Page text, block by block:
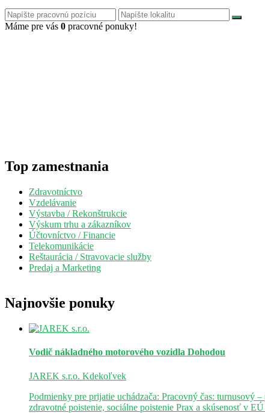
Máme pre vás 0 pracovné ponuky!
Top zamestnania
Zdravotníctvo
Vzdelávanie
Výstavba / Rekonštrukcie
Výskum trhu a zákazníkov
Účtovníctvo / Financie
Telekomunikácie
Reštaurácia / Stravovacie služby
Predaj a Marketing
Najnovšie ponuky
Vodič nákladného motorového vozidla Dohodou
JAREK s.r.o. Kdekoľvek
Podmienky pre prijatie uchádzača: Pracovný čas:
zdravotné poistenie, sociálne poistenie Prax a skúsenosť v